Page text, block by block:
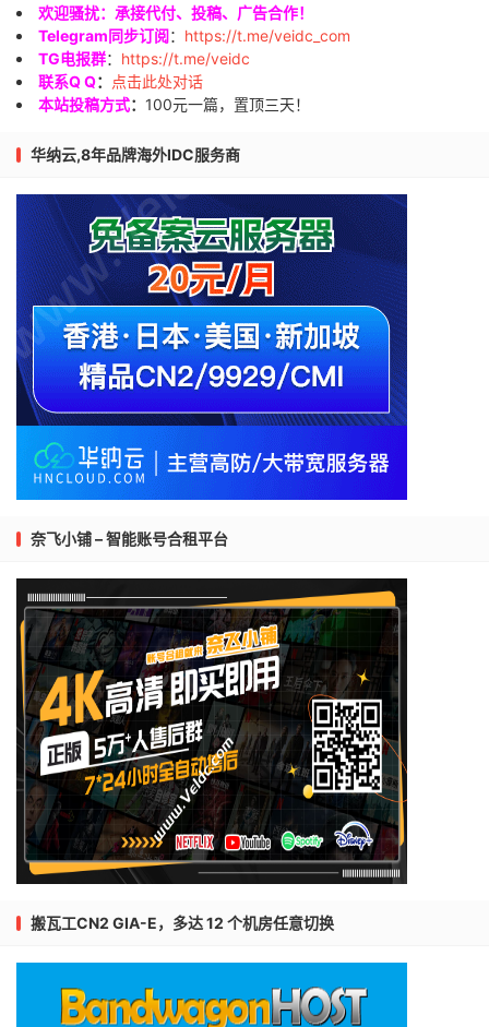
欢迎骚扰：承接代付、投稿、广告合作！
Telegram同步订阅： https://t.me/veidc_com
TG电报群： https://t.me/veidc
联系Q Q：
点击此处对话
本站投稿方式： 100元一篇，置顶三天！
华纳云,8年品牌海外IDC服务商
奈飞小铺 – 智能账号合租平台
搬瓦工CN2 GIA-E，多达 12 个机房任意切换